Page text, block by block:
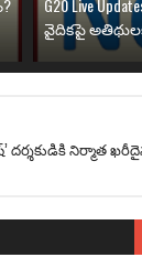
G20 Live
వైదికపై
దర్శకుడికి నిర్మాత